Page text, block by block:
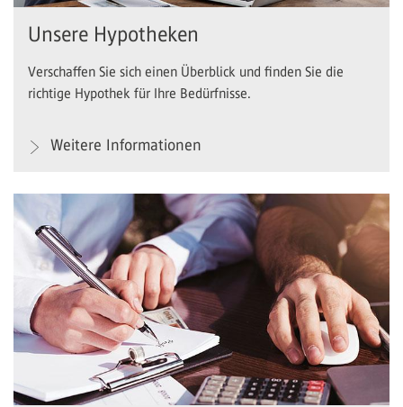
Unsere Hypotheken
Verschaffen Sie sich einen Überblick und finden Sie die
richtige Hypothek für Ihre Bedürfnisse.
Weitere Informationen